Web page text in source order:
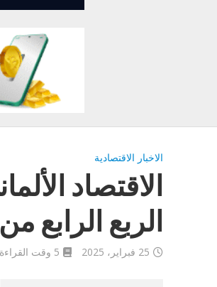
الاخبار الاقتصادية
الربع الرابع من 2024
25 فبراير، 2025 5 وقت القراءة بالدقيقة